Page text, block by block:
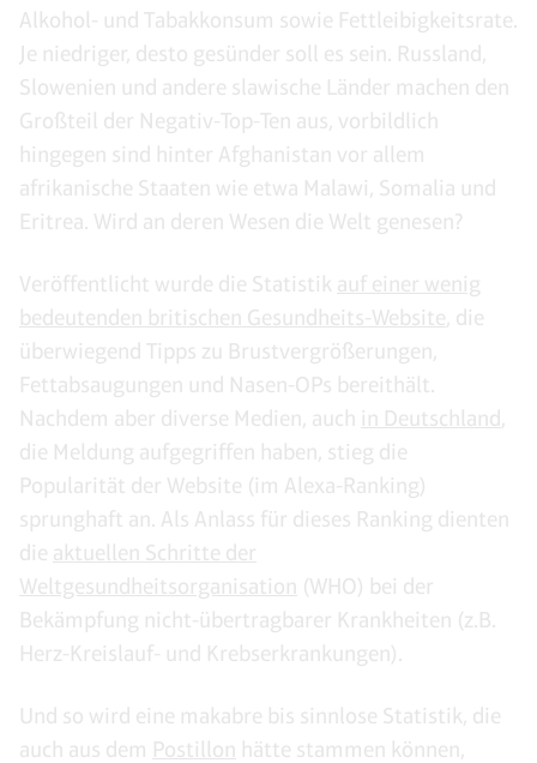
Alkohol- und Tabakkonsum sowie Fettleibigkeitsrate.
Je niedriger, desto gesünder soll es sein. Russland,
Slowenien und andere slawische Länder machen den
Großteil der Negativ-Top-Ten aus, vorbildlich
hingegen sind hinter Afghanistan vor allem
afrikanische Staaten wie etwa Malawi, Somalia und
Eritrea. Wird an deren Wesen die Welt genesen?
Veröffentlicht wurde die Statistik auf einer wenig
bedeutenden britischen Gesundheits-Website, die
überwiegend Tipps zu Brustvergrößerungen,
Fettabsaugungen und Nasen-OPs bereithält.
Nachdem aber diverse Medien, auch in Deutschland ,
die Meldung aufgegriffen haben, stieg die
Popularität der Website (im Alexa-Ranking)
sprunghaft an. Als Anlass für dieses Ranking dienten
die aktuellen Schritte der
Weltgesundheitsorganisation (WHO) bei der
Bekämpfung nicht-übertragbarer Krankheiten (z.B.
Herz-Kreislauf- und Krebserkrankungen).
Und so wird eine makabre bis sinnlose Statistik, die
auch aus dem Postillon hätte stammen können,